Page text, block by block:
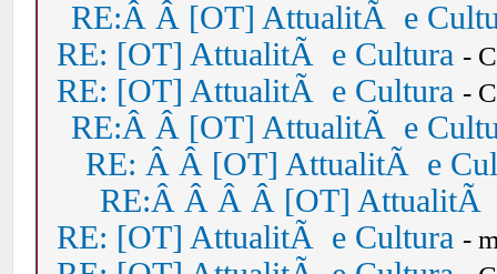
RE:Â Â [OT] AttualitÃ e
RE: [OT] AttualitÃ e Cultura -
RE: [OT] AttualitÃ e Cultura -
RE:Â Â [OT] AttualitÃ e
RE: Â Â [OT] AttualitÃ e
RE:Â Â Â Â [OT] AttualitÃ
RE: [OT] AttualitÃ e Cultura -